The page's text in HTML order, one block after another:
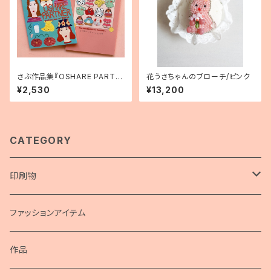
さぶ作品集『OSHARE PARTN
ER Collection of Works』
¥2,530
花うさちゃんのブローチ/ピンク
¥13,200
CATEGORY
印刷物
画集
ポスター
ファッションアイテム
作品